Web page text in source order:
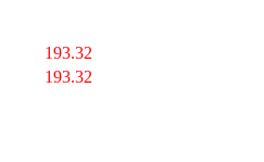
193.32
193.32